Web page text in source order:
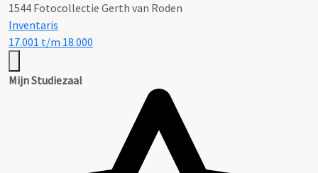
1544 Fotocollectie Gerth van Roden
Inventaris
17.001 t/m 18.000
Mijn Studiezaal